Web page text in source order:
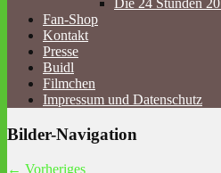
Die 24 Stunden
Fan-Shop
Kontakt
Presse
Buidl
Filmchen
Impressum und Datenschutz
Bilder-Navigation
← Vorheriges